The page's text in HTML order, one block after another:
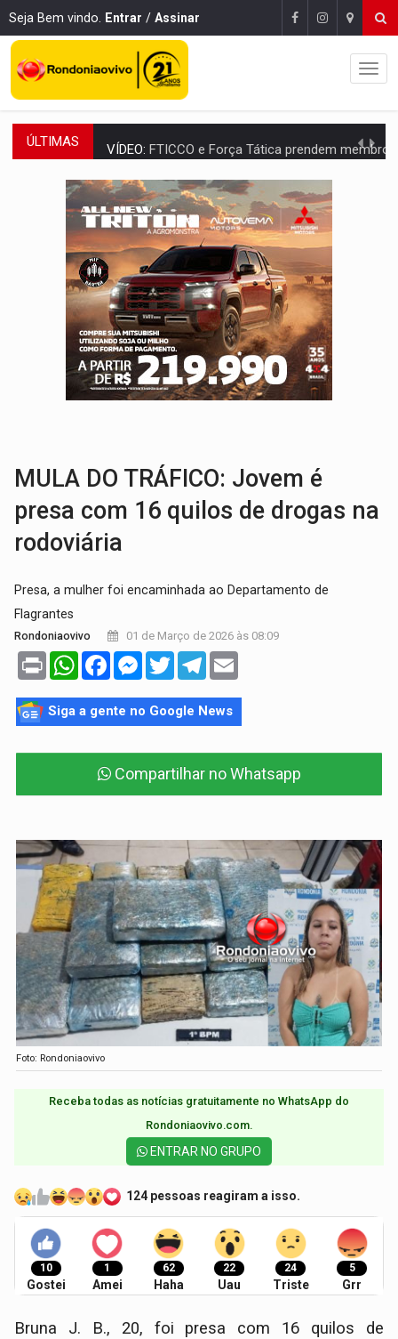
Seja Bem vindo. Entrar / Assinar
ÚLTIMAS VÍDEO: FTICCO e Força Tática prendem membro do CV com arma e drogas
INCLUSÃO:Prefeitura fortalece parceria com a APAE para ampliar ações
DEFESA:Exército testa inovações no combate a drones durante
TEMAS SOCIOAMBIENTAIS:Em Itapuã do Oeste, CINEMAZÔNIA leva cinema
PREVISÃO:Interior de Rondônia terá sábado (8) de calor intenso
INFRAESTRUTURA:Após quase 30 anos de espera, asfalto chega ao
A ILHA:Coreografia de Rondônia estreia na programação do Festival de
ELEIÇÕES 2026:Sgt. Mouza esclarece 'erro de digitação' em declaração de
Seis lugares gratuitos para aproveitar o fim de semana
MULA DO TRÁFICO: Jovem é
presa com 16 quilos de drogas na
rodoviária
Presa, a mulher foi encaminhada ao Departamento de
Flagrantes
Rondoniaovivo 01 de Março de 2026 às 08:09
Print WhatsAppFacebookMessenger
TwitterTelegram
Siga a gente no Google News
Compartilhar no Whatsapp
Foto: Rondoniaovivo
Receba todas as notícias gratuitamente no WhatsApp do
Rondoniaovivo.com.​
ENTRAR NO GRUPO
124 pessoas reagiram a isso.
10
Gostei
1
Amei
62
Haha
22
Uau
24
Triste
5
Grr
Bruna J. B., 20, foi presa com 16 quilos de